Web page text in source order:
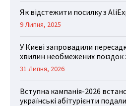
Як відстежити посилку з
9 Липня, 2025
У Києві запровадили
хвилин необмежених
31 Липня, 2026
Вступна кампанія-2026
українські абітурієнти